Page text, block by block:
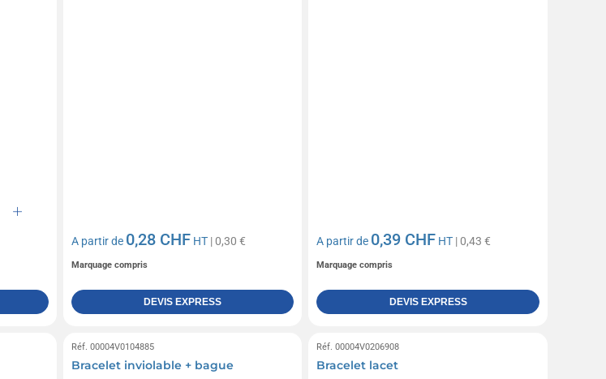
A partir de 0,28 CHF HT| 0,30 €
Marquage compris
DEVIS EXPRESS
A partir de 0,39 CHF HT | 0,43 €
Marquage compris
DEVIS EXPRESS
Réf. 00004V0104885
Bracelet inviolable + bague
Réf. 00004V0206908
Bracelet lacet